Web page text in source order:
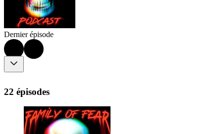
Dernier épisode
22 épisodes